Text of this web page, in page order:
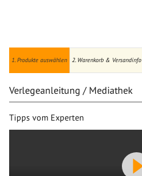
1. Produkte auswählen 2. Warenkorb & Versandinfo
Verlegeanleitung / Mediathek
Tipps vom Experten